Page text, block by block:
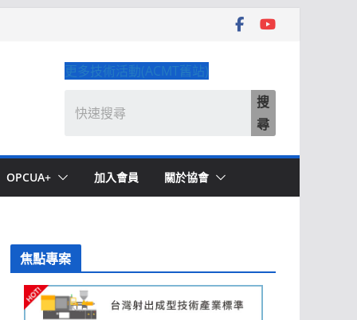
更多技術活動(ACMT舊站)
搜
尋
OPCUA+ 加入會員 關於協會
焦點專案